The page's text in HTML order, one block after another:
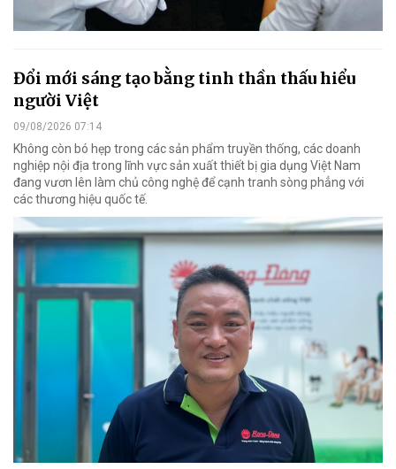
Đổi mới sáng tạo bằng tinh thần thấu hiểu
người Việt
09/08/2026 07:14
Không còn bó hẹp trong các sản phẩm truyền thống, các doanh
nghiệp nội địa trong lĩnh vực sản xuất thiết bị gia dụng Việt Nam
đang vươn lên làm chủ công nghệ để cạnh tranh sòng phẳng với
các thương hiệu quốc tế.